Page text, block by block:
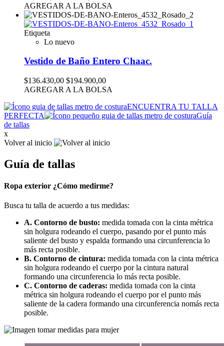
AGREGAR A LA BOLSA
Etiqueta
Lo nuevo
Vestido de Baño Entero Chaac.
$136.430,00 $194.900,00
AGREGAR A LA BOLSA
ENCUENTRA TU TALLA
PERFECTA
Guía
de tallas
x
Volver al inicio
Guía de tallas
Ropa exterior ¿Cómo medirme?
Busca tu talla de acuerdo a tus medidas:
A. Contorno de busto: medida tomada con la cinta métrica
sin holgura rodeando el cuerpo, pasando por el punto más
saliente del busto y espalda formando una circunferencia lo
más recta posible.
B. Contorno de cintura: medida tomada con la cinta métrica
sin holgura rodeando el cuerpo por la cintura natural
formando una circunferencia lo más recta posible.
C. Contorno de caderas: medida tomada con la cinta
métrica sin holgura rodeando el cuerpo por el punto más
saliente de la cadera formando una circunferencia nomás recta
posible.